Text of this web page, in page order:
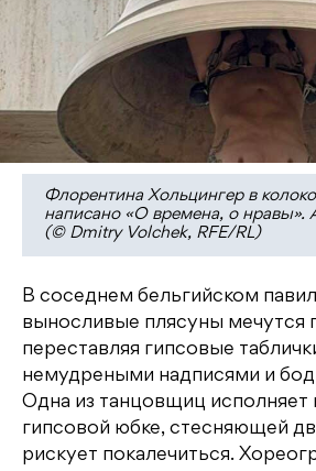
Флорентина Хольцингер в
написано «О времена, о нравы».
(© Dmitry Volchek, RFE/RL)
В соседнем бельгийском
выносливые плясуны мечутся
переставляя гипсовые
немудреными надписями и
Одна из танцовщиц исполняет
гипсовой юбке, стесняющей
рискует покалечиться.